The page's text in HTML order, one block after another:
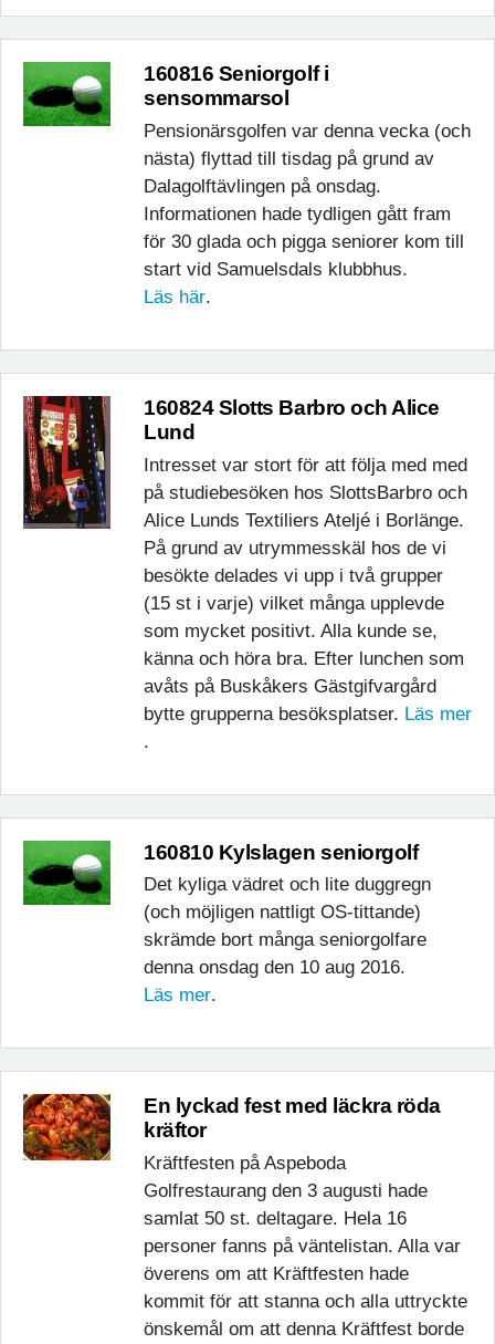
160816 Seniorgolf i
sensommarsol
Pensionärsgolfen var denna vecka (och
nästa) flyttad till tisdag på grund av
Dalagolftävlingen på onsdag.
Informationen hade tydligen gått fram
för 30 glada och pigga seniorer kom till
start vid Samuelsdals klubbhus.
Läs här.
160824 Slotts Barbro och Alice
Lund
Intresset var stort för att följa med med
på studiebesöken hos SlottsBarbro och
Alice Lunds Textiliers Ateljé i Borlänge.
På grund av utrymmesskäl hos de vi
besökte delades vi upp i två grupper
(15 st i varje) vilket många upplevde
som mycket positivt. Alla kunde se,
känna och höra bra. Efter lunchen som
avåts på Buskåkers Gästgifvargård
bytte grupperna besöksplatser. Läs mer
.
160810 Kylslagen seniorgolf
Det kyliga vädret och lite duggregn
(och möjligen nattligt OS-tittande)
skrämde bort många seniorgolfare
denna onsdag den 10 aug 2016.
Läs mer.
En lyckad fest med läckra röda
kräftor
Kräftfesten på Aspeboda
Golfrestaurang den 3 augusti hade
samlat 50 st. deltagare. Hela 16
personer fanns på väntelistan. Alla var
överens om att Kräftfesten hade
kommit för att stanna och alla uttryckte
önskemål om att denna Kräftfest borde